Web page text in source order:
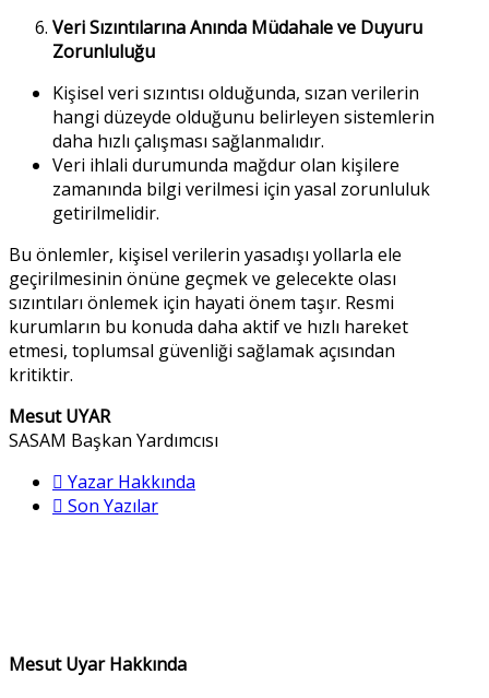
Veri Sızıntılarına Anında Müdahale ve Duyuru
Zorunluluğu
Kişisel veri sızıntısı olduğunda, sızan verilerin
hangi düzeyde olduğunu belirleyen sistemlerin
daha hızlı çalışması sağlanmalıdır.
Veri ihlali durumunda mağdur olan kişilere
zamanında bilgi verilmesi için yasal zorunluluk
getirilmelidir.
Bu önlemler, kişisel verilerin yasadışı yollarla ele
geçirilmesinin önüne geçmek ve gelecekte olası
sızıntıları önlemek için hayati önem taşır. Resmi
kurumların bu konuda daha aktif ve hızlı hareket
etmesi, toplumsal güvenliği sağlamak açısından
kritiktir.
Mesut UYAR
SASAM Başkan Yardımcısı
Yazar Hakkında
Son Yazılar
Mesut Uyar Hakkında